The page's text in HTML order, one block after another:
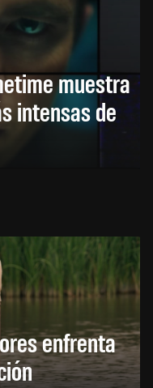
muestra
intensas de
enfrenta